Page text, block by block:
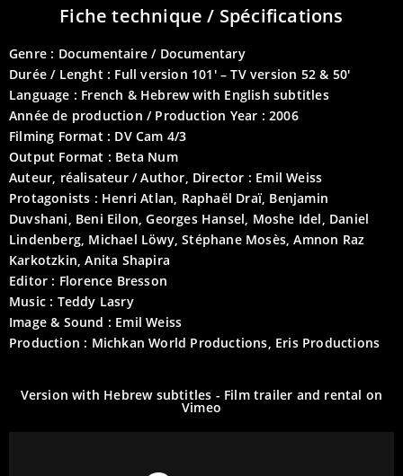
Fiche technique / Spécifications
Genre : Documentaire / Documentary
Durée / Lenght : Full version 101′ – TV version 52 & 50′
Language : French & Hebrew with English subtitles
Année de production / Production Year : 2006
Filming Format : DV Cam 4/3
Output Format : Beta Num
Auteur, réalisateur / Author, Director : Emil Weiss
Protagonists : Henri Atlan, Raphaël Draï, Benjamin
Duvshani, Beni Eilon, Georges Hansel, Moshe Idel, Daniel
Lindenberg, Michael Löwy, Stéphane Mosès, Amnon Raz
Karkotzkin, Anita Shapira
Editor : Florence Bresson
Music : Teddy Lasry
Image & Sound : Emil Weiss
Production : Michkan World Productions, Eris Productions
Version with Hebrew subtitles - Film trailer and rental on
Vimeo